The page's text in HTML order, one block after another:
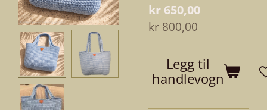
kr 650,00
kr 800,00
Legg til
handlevogn